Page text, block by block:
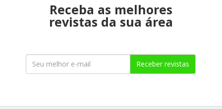
Receba as melhores
revistas da sua área
Receber revistas